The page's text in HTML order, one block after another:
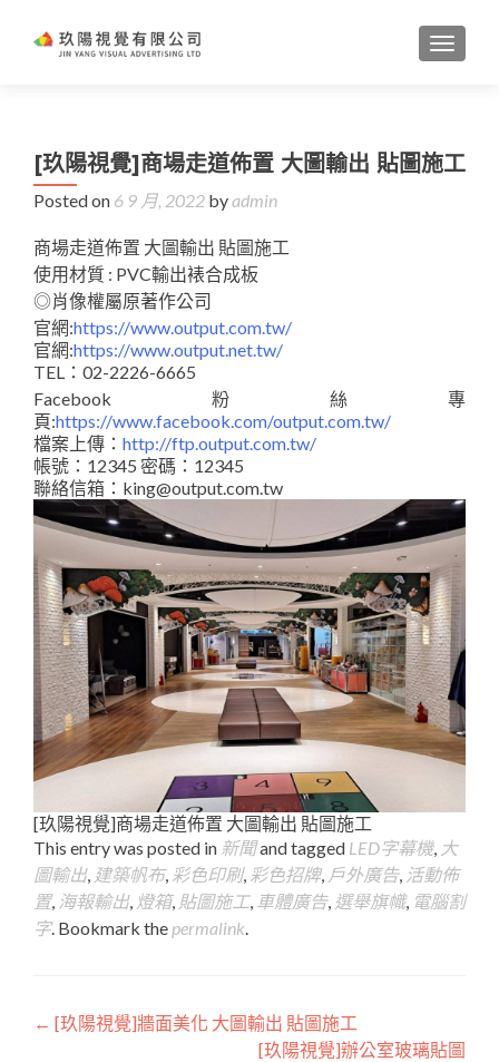
[玖陽視覺]商場走道佈置 大圖輸出 貼圖施工
Posted on 6 9 月, 2022 byadmin
商場走道佈置 大圖輸出 貼圖施工
使用材質 : PVC輸出裱合成板
◎肖像權屬原著作公司
官網:https://www.output.com.tw/
官網:https://www.output.net.tw/
TEL：02-2226-6665
Facebook粉絲專
頁:https://www.facebook.com/output.com.tw/
檔案上傳： http://ftp.output.com.tw/
帳號：12345 密碼：12345
聯絡信箱：king@output.com.tw
[玖陽視覺]商場走道佈置 大圖輸出 貼圖施工
This entry was posted in 新聞and tagged LED字幕機, 大
圖輸出, 建築帆布, 彩色印刷, 彩色招牌, 戶外廣告, 活動佈
置, 海報輸出, 燈箱, 貼圖施工, 車體廣告, 選舉旗幟, 電腦割
字. Bookmark the permalink.
Post
← [玖陽視覺]牆面美化 大圖輸出 貼圖施工
[玖陽視覺]辦公室玻璃貼圖